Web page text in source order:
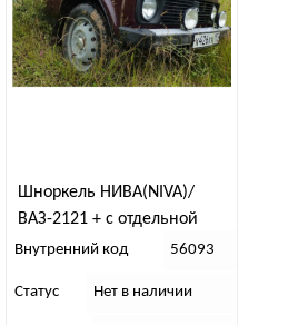
Шноркель НИВА(NIVA)/
ВАЗ-2121 + c отдельной
насадкой и с доп. гофрой
Внутренний код 56093
Статус Нет в наличии